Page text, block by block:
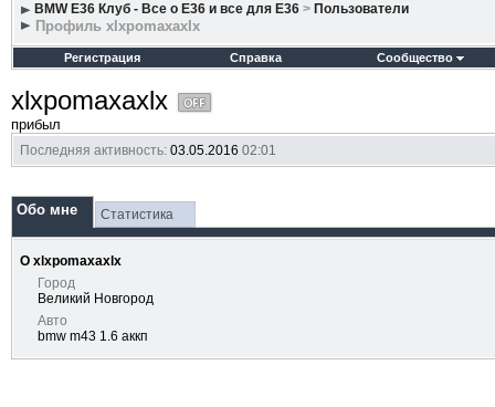
BMW E36 Клуб - Все о Е36 и все для Е36 > Пользователи
Профиль xlxpomaxaxlx
Регистрация Справка Сообщество
xlxpomaxaxlx
прибыл
Последняя активность:03.05.2016 02:01
Обо мне Статистика
О xlxpomaxaxlx
Город
Великий Новгород
Авто
bmw m43 1.6 аккп